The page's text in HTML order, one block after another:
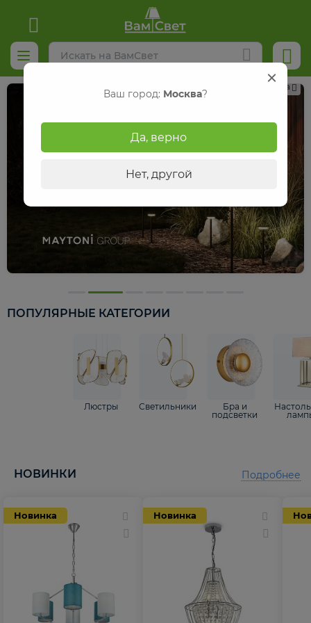
Реклама
ПОПУЛЯРНЫЕ КАТЕГОРИИ
Люстры Светильники
Бра и
подсветки
НОВИНКИ
Новинка Новинка
Подробнее
Ваш город: Москва?
Да, верно
Нет, другой